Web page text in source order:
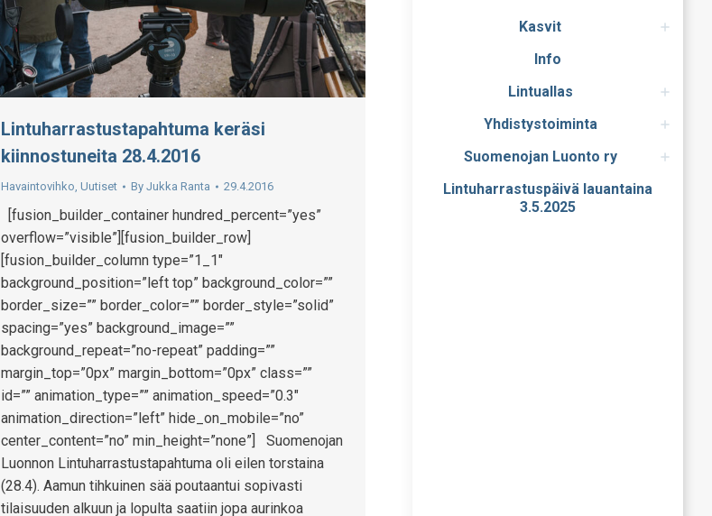
Kasvit
Info
Lintuallas
Yhdistystoiminta
Suomenojan Luonto ry
Lintuharrastuspäivä lauantaina
3.5.2025
Lintuharrastustapahtuma keräsi
kiinnostuneita 28.4.2016
Havaintovihko Uutiset By Jukka Ranta 29.4.2016
[fusion_builder_container hundred_percent=”yes”
overflow=”visible”][fusion_builder_row]
[fusion_builder_column type=”1_1″
background_position=”left top” background_color=””
border_size=”” border_color=”” border_style=”solid”
spacing=”yes” background_image=””
background_repeat=”no-repeat” padding=””
margin_top=”0px” margin_bottom=”0px” class=””
id=”” animation_type=”” animation_speed=”0.3″
animation_direction=”left” hide_on_mobile=”no”
center_content=”no” min_height=”none”] Suomenojan
Luonnon Lintuharrastustapahtuma oli eilen torstaina
(28.4). Aamun tihkuinen sää poutaantui sopivasti
tilaisuuden alkuun ja lopulta saatiin jopa aurinkoa